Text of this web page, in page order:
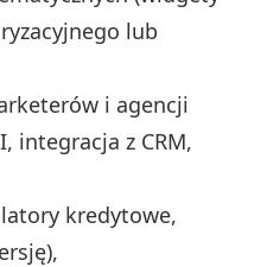
lub
i agencji
integracja z CRM,
kredytowe,